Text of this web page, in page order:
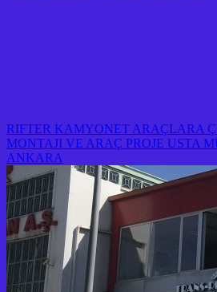
RIFTER KAMYONET ARAÇLARA
MONTAJI VE ARAÇ PROJE USTA
ANKARA